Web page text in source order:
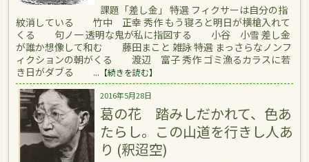
課題「差し金」 特選 フィクサーは自分の指
紋消している 竹中 正幸 秀作 もう寝ろと明日が横槍入れて
くる 句ノ一 透明な鬼が私に指図する 小谷 小雪 差し金
が誰か想像して和む 藤田まこと 雑詠 特選 まっさらなノンフ
ィクションの朝がくる 渡辺 富子 秀作 ゴミ漁るカラスに若
き日がダブる ... 【続きを読む】
2016年5月28日
葛の花 踏みしだかれて、色あ
たらし。この山道を行きし人あ
り (釈迢空)